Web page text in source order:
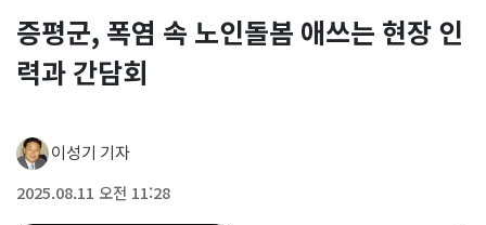
증평군, 폭염 속 노인돌봄 애쓰는 현장 인
력과 간담회
이성기 기자
2025.08.11 오전 11:28